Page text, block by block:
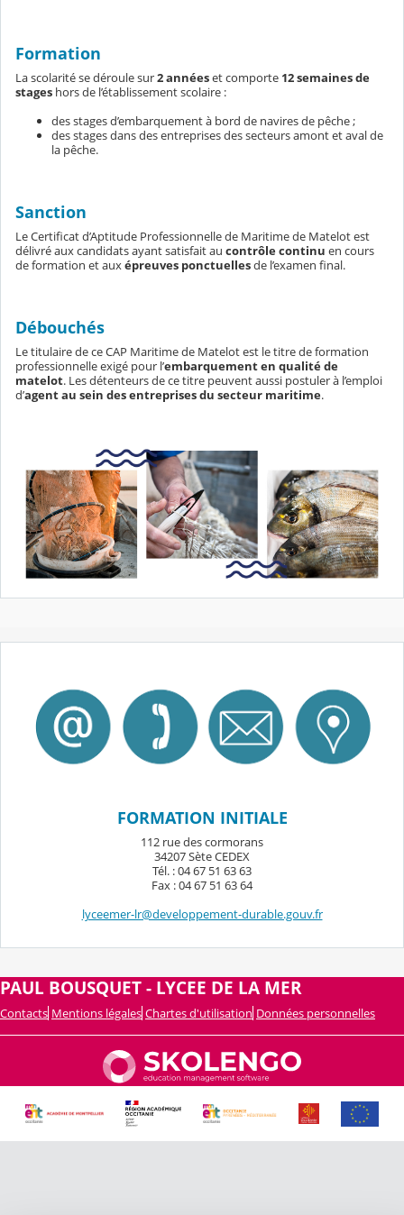
Formation
La scolarité se déroule sur2 annéeset comporte 12 semaines de
stages hors de l’établissement scolaire :
des stages d’embarquement à bord de navires de pêche ;
des stages dans des entreprises des secteurs amont et aval de
la pêche.
Sanction
Le Certificat d’Aptitude Professionnelle de Maritime de Matelot est
délivré aux candidats ayant satisfait au contrôle continu en cours
de formation et auxépreuves ponctuellesde l’examen final.
Débouchés
Le titulaire de ce CAP Maritime de Matelot est le titre de formation
professionnelle exigé pour l’embarquement en qualité de
matelot. Les détenteurs de ce titre peuvent aussi postuler à l’emploi
d’agent au sein des entreprises du secteur maritime.
FORMATION INITIALE
112 rue des cormorans
34207 Sète CEDEX
Tél. : 04 67 51 63 63
Fax : 04 67 51 63 64
lyceemer-lr@developpement-durable.gouv.fr
PAUL BOUSQUET - LYCEE DE LA MER
Contacts Mentions légales Chartes d'utilisation Données personnelles